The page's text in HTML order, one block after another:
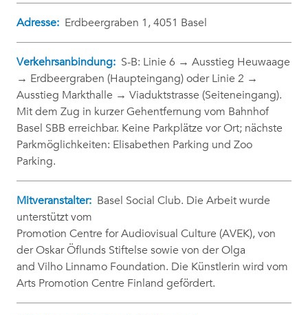
Adresse: Erdbeergraben 1, 4051 Basel
Verkehrsanbindung: S-B: Linie 6 → Ausstieg Heuwaage
→ Erdbeergraben (Haupteingang) oder Linie 2 →
Ausstieg Markthalle → Viaduktstrasse (Seiteneingang).
Mit dem Zug in kurzer Gehentfernung vom Bahnhof
Basel SBB erreichbar. Keine Parkplätze vor Ort; nächste
Parkmöglichkeiten: Elisabethen Parking und Zoo
Parking.
Mitveranstalter: Basel Social Club. Die Arbeit wurde
unterstützt vom
Promotion Centre for Audiovisual Culture (AVEK), von
der Oskar Öflunds Stiftelse sowie von der Olga
and Vilho Linnamo Foundation. Die Künstlerin wird vom
Arts Promotion Centre Finland gefördert.